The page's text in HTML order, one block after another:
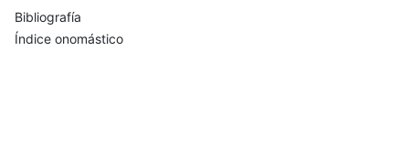
Bibliografía
Índice onomástico